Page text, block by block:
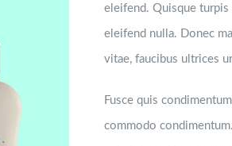
eleifend. Quisque turpis
eleifend nulla. Donec
vitae, faucibus ultrices
Fusce quis
commodo